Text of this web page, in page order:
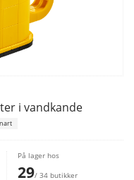
i vandkande
På lager hos
29/ 34 butikker